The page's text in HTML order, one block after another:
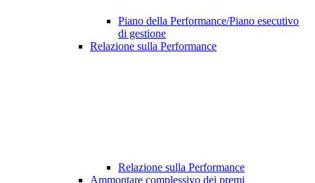
Piano della Performance/Piano esecutivo
di gestione
Relazione sulla Performance
Relazione sulla Performance
Ammontare complessivo dei premi